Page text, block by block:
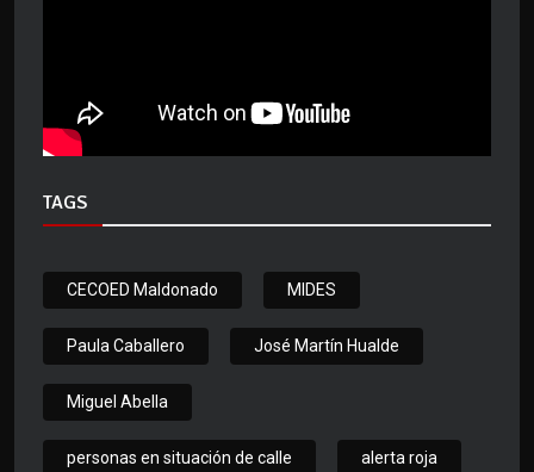
TAGS
CECOED Maldonado MIDES
Paula Caballero José Martín Hualde
Miguel Abella
personas en situación de calle alerta roja